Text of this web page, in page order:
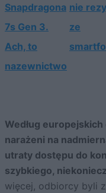
Snapdragona
7s Gen 3.
Ach, to
nazewnictwo
nie
ze
Według
narażeni na
utraty dostępu do
szybkiego,
więcej, odbiorcy byli